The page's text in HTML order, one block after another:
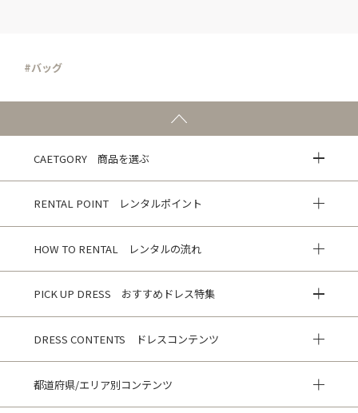
#バッグ
CAETGORY 商品を選ぶ
RENTAL POINT レンタルポイント
HOW TO RENTAL レンタルの流れ
PICK UP DRESS おすすめドレス特集
DRESS CONTENTS ドレスコンテンツ
都道府県/エリア別コンテンツ